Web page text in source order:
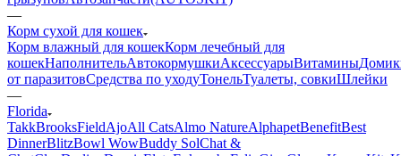
—
Корм сухой для кошек
Корм влажный для кошекКорм лечебный для
кошекНаполнительАвтокормушкиАксессуарыВитамины
от паразитовСредства по уходуТонельТуалеты, совкиШлейки
—
Florida
TakkBrooksFieldAjoAll CatsAlmo NatureAlphapetBenefitBest
DinnerBlitzBowl WowBuddy SolChat &